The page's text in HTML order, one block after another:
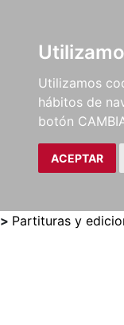
Utilizamos
hábitos de
botón
ACEPTAR
LIBROS
> Partituras y